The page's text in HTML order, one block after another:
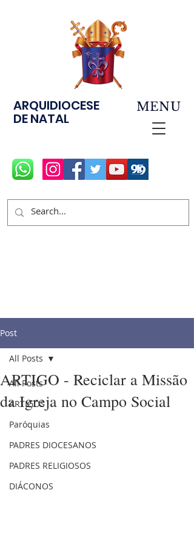
ARQUIDIOCESE
DE NATAL
MENU
Post
All Posts
ARTIGOS
Paróquias
PADRES DIOCESANOS
PADRES RELIGIOSOS
DIÁCONOS
All Posts
ARTIGO - Reciclar a Missão
da Igreja no Campo Social